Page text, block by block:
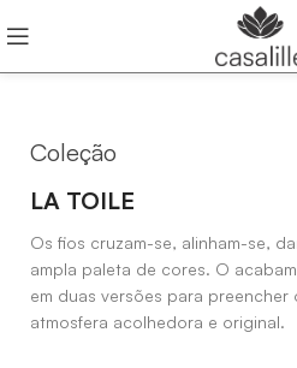
Coleção
LA TOILE
Os fios cruzam-se, alinham-se,
ampla paleta de cores. O
em duas versões para preencher
atmosfera acolhedora e original.